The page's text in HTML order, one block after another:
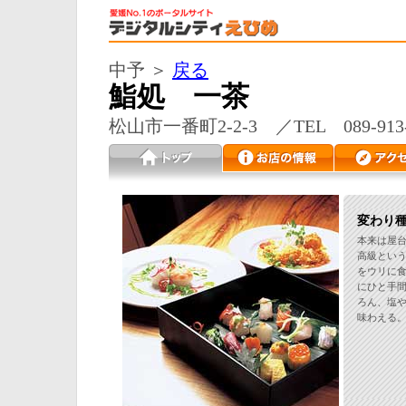
中予 ＞ 戻る
鮨処 一茶
松山市一番町2-2-3 ／TEL 089-
変わり
本来は屋
高級とい
をウリに
にひと手
ろん、塩
味わえる